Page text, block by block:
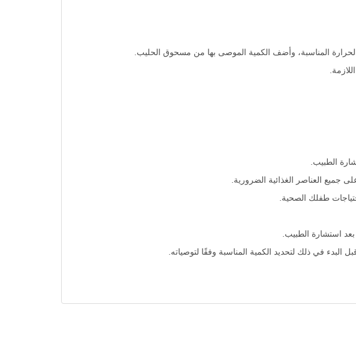
الحرارة المناسبة، وأضف الكمية الموصى بها من مسحوق الحليب.
الطبيب.
العناصر الغذائية الضرورية.
طفلك الصحية.
بعد استشارة الطبيب.
في ذلك لتحديد الكمية المناسبة وفقًا لتوصياته.